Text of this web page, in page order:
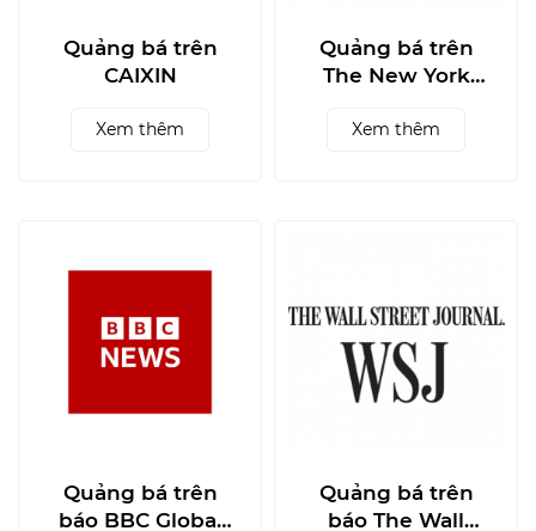
Quảng bá trên
CAIXIN
Xem thêm
Quảng bá trên
The New York
Xem thêm
Quảng bá trên
báo BBC Global
Quảng bá trên
báo The Wall